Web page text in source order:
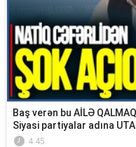
Baş verən bu AİLƏ
Siyasi partiyalar adına
4:45